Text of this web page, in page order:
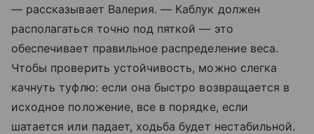
— рассказывает Валерия. — Каблук должен
располагаться точно под пяткой — это
обеспечивает правильное распределение веса.
Чтобы проверить устойчивость, можно слегка
качнуть туфлю: если она быстро возвращается в
исходное положение, все в порядке, если
шатается или падает, ходьба будет нестабильной.